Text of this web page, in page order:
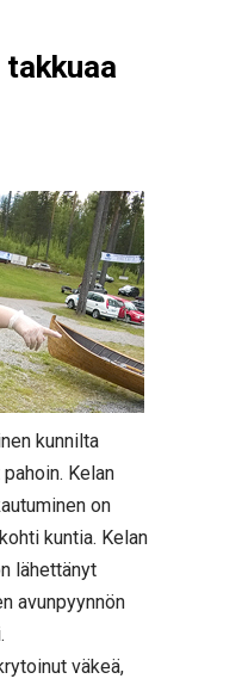
kunnilta
Kelan
on
kuntia. Kelan
lähettänyt
avunpyynnön
väkeä,